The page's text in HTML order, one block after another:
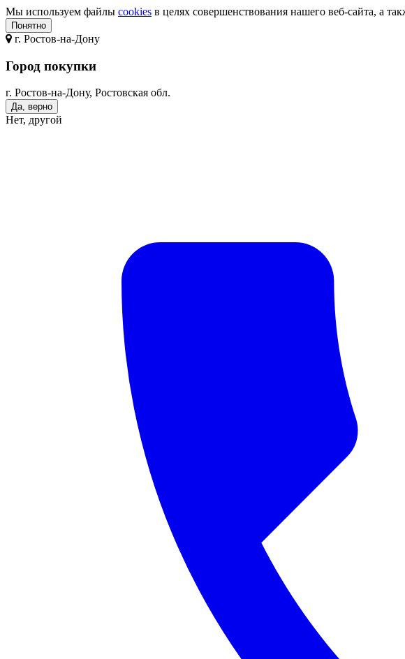
Мы используем файлы cookies в целях совершенствования нашего веб-сайта, а
Понятно
г. Ростов-на-Дону
Город покупки
г. Ростов-на-Дону, Ростовская обл.
Да, верно
Нет, другой